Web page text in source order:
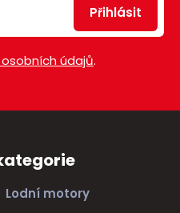
Přihlásit
údajů.
Lodní motory